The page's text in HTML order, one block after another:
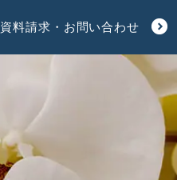
資料請求・お問い合わせ